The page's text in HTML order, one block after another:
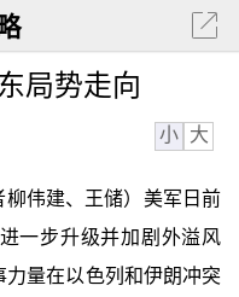
局势走向
小 大
伟建、王储）美军日前
一步升级并加剧外溢风
力量在以色列和伊朗冲突